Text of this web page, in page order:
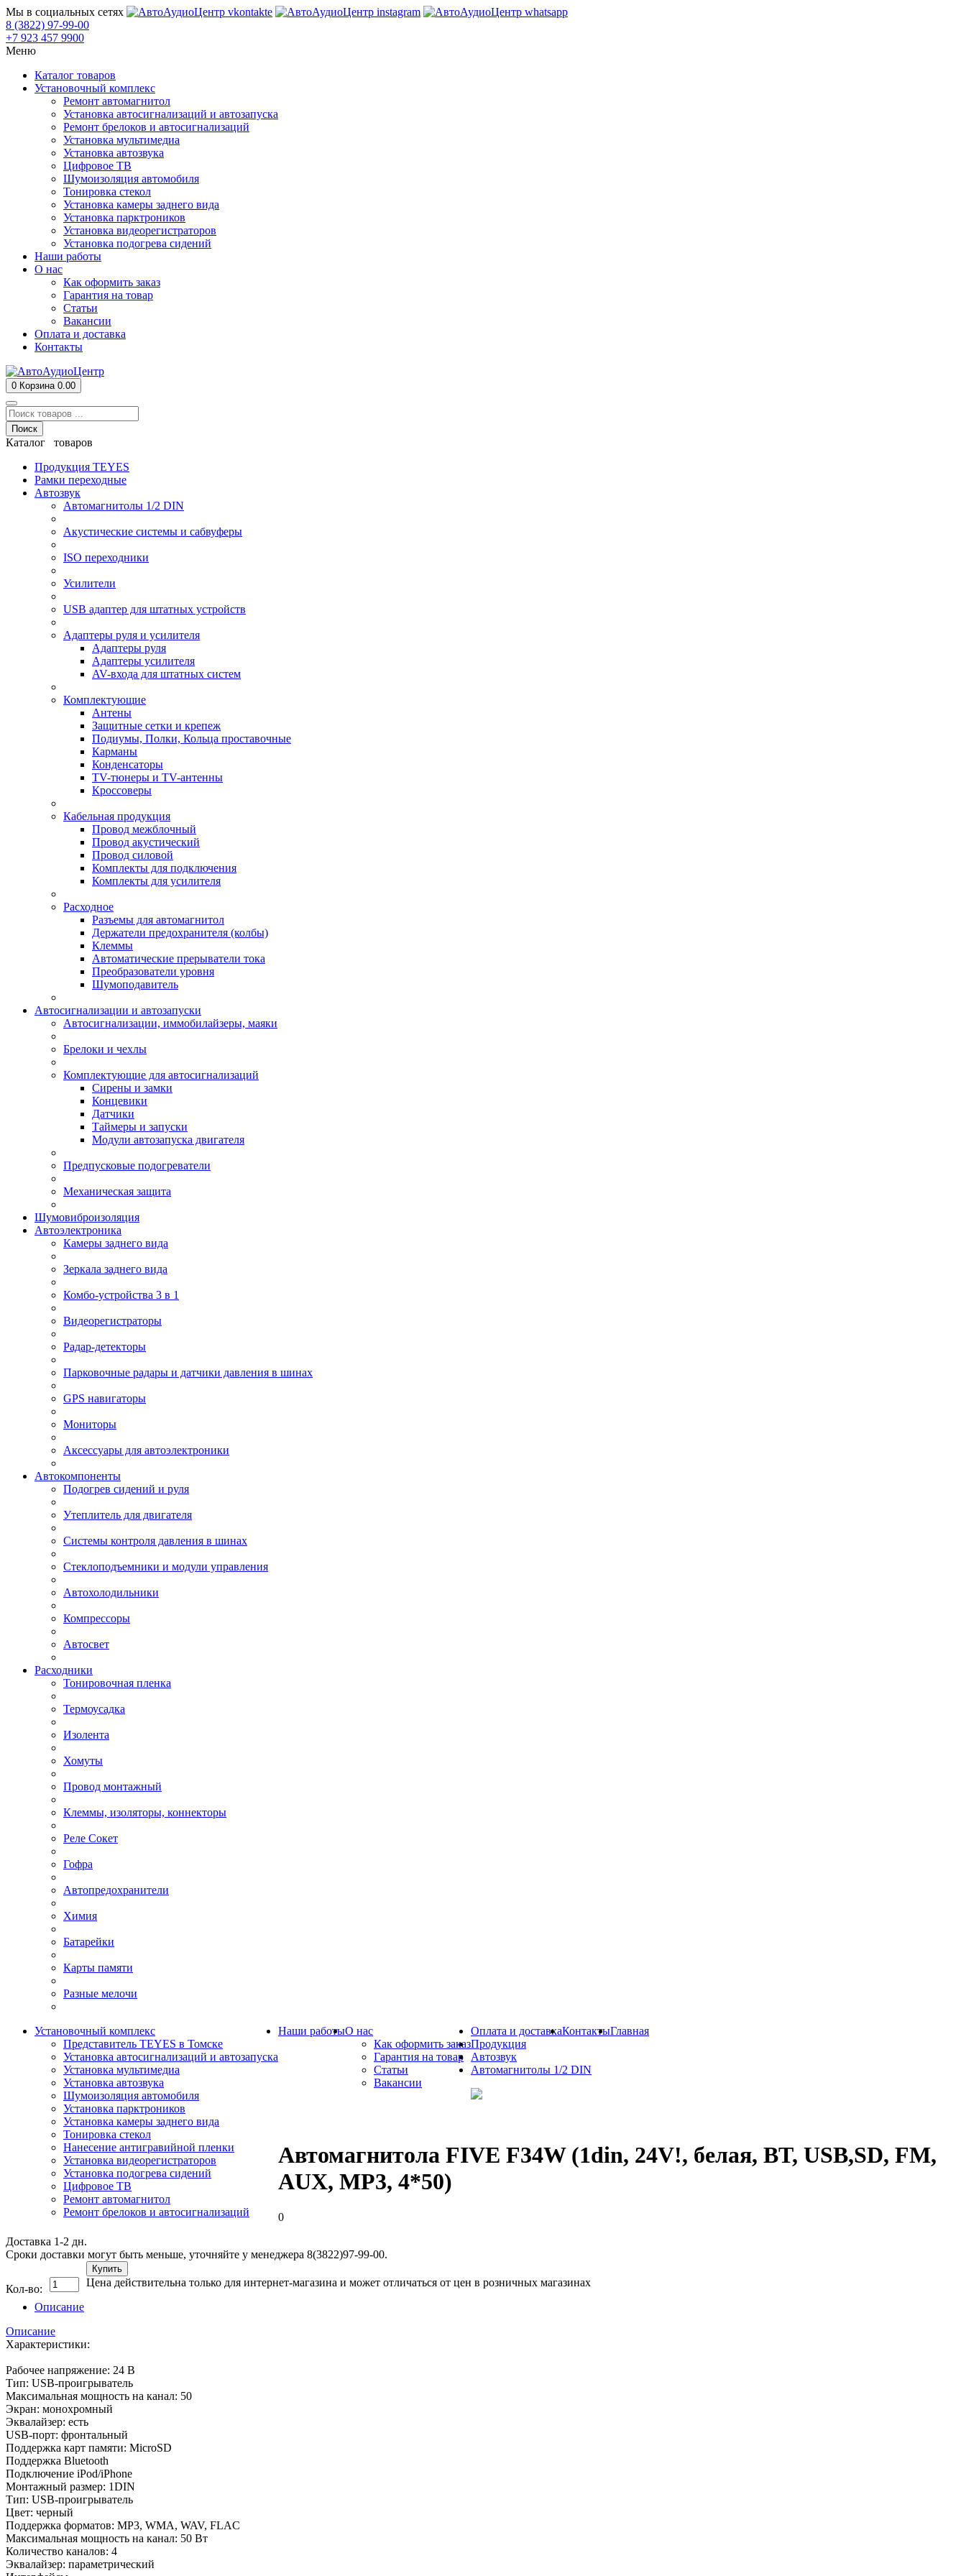
Мы в социальных сетях
8 (3822) 97-99-00
+7 923 457 9900
Меню
Каталог товаров
Установочный комплекс
Ремонт автомагнитол
Установка автосигнализаций и автозапуска
Ремонт брелоков и автосигнализаций
Установка мультимедиа
Установка автозвука
Цифровое ТВ
Шумоизоляция автомобиля
Тонировка стекол
Установка камеры заднего вида
Установка парктроников
Установка видеорегистраторов
Установка подогрева сидений
Наши работы
О нас
Как оформить заказ
Гарантия на товар
Статьи
Вакансии
Оплата и доставка
Контакты
0 Корзина 0.00
Поиск
Каталог товаров
Продукция TEYES
Рамки переходные
Автозвук
Автомагнитолы 1/2 DIN
Акустические системы и сабвуферы
ISO переходники
Усилители
USB адаптер для штатных устройств
Адаптеры руля и усилителя
Адаптеры руля
Адаптеры усилителя
AV-входа для штатных систем
Комплектующие
Антены
Защитные сетки и крепеж
Подиумы, Полки, Кольца проставочные
Карманы
Конденсаторы
TV-тюнеры и TV-антенны
Кроссоверы
Кабельная продукция
Провод межблочный
Провод акустический
Провод силовой
Комплекты для подключения
Комплекты для усилителя
Расходное
Разъемы для автомагнитол
Держатели предохранителя (колбы)
Клеммы
Автоматические прерыватели тока
Преобразователи уровня
Шумоподавитель
Автосигнализации и автозапуски
Автосигнализации, иммобилайзеры, маяки
Брелоки и чехлы
Комплектующие для автосигнализаций
Сирены и замки
Концевики
Датчики
Таймеры и запуски
Модули автозапуска двигателя
Предпусковые подогреватели
Механическая защита
Шумовиброизоляция
Автоэлектроника
Камеры заднего вида
Зеркала заднего вида
Комбо-устройства 3 в 1
Видеорегистраторы
Радар-детекторы
Парковочные радары и датчики давления в шинах
GPS навигаторы
Мониторы
Аксессуары для автоэлектроники
Автокомпоненты
Подогрев сидений и руля
Утеплитель для двигателя
Системы контроля давления в шинах
Стеклоподъемники и модули управления
Автохолодильники
Компрессоры
Автосвет
Расходники
Тонировочная пленка
Термоусадка
Изолента
Хомуты
Провод монтажный
Клеммы, изоляторы, коннекторы
Реле Сокет
Гофра
Автопредохранители
Химия
Батарейки
Карты памяти
Разные мелочи
Установочный комплекс
Представитель TEYES в Томске
Установка автосигнализаций и автозапуска
Установка мультимедиа
Установка автозвука
Шумоизоляция автомобиля
Установка парктроников
Установка камеры заднего вида
Тонировка стекол
Нанесение антигравийной пленки
Установка видеорегистраторов
Установка подогрева сидений
Цифровое ТВ
Ремонт автомагнитол
Ремонт брелоков и автосигнализаций
Наши работыО нас
Как оформить заказ
Гарантия на товар
Статьи
Вакансии
Оплата и доставкаКонтактыГлавная
Продукция
Автозвук
Автомагнитолы 1/2 DIN
Автомагнитола FIVE F34W (1din, 24V!, белая, BT, USB,SD, FM,
AUX, MP3, 4*50)
0
Доставка 1-2 дн.
Сроки доставки могут быть меньше, уточняйте у менеджера 8(3822)97-99-00.
Кол-во:
Купить
Цена действительна только для интернет-магазина и может отличаться от цен в розничных магазинах
Описание
Описание
Характеристики:
Рабочее напряжение: 24 В
Тип: USB-проигрыватель
Максимальная мощность на канал: 50
Экран: монохромный
Эквалайзер: есть
USB-порт: фронтальный
Поддержка карт памяти: MicroSD
Поддержка Bluetooth
Подключение iPod/iPhone
Монтажный размер: 1DIN
Тип: USB-проигрыватель
Цвет: черный
Поддержка форматов: MP3, WMA, WAV, FLAC
Максимальная мощность на канал: 50 Вт
Количество каналов: 4
Эквалайзер: параметрический